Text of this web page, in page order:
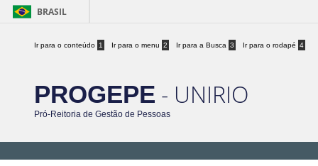
BRASIL
Ir para o conteúdo 1 Ir para o menu 2 Ir para a Busca 3 Ir para o rodapé 4
PROGEPE - UNIRIO
Pró-Reitoria de Gestão de Pessoas